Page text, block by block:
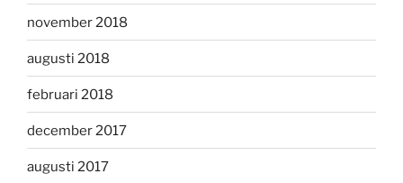
november 2018
augusti 2018
februari 2018
december 2017
augusti 2017